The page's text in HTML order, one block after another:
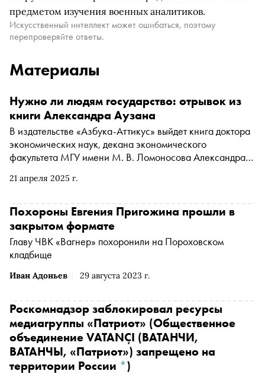
предметом изучения военных аналитиков.
Искусственный интеллект может ошибаться, поэтому
перепроверяйте ответы.
Материалы
21 апреля 2025 г.
Нужно ли людям государство: отрывок из
книги Александра Аузана
В издательстве «Азбука-Аттикус» выйдет книга доктора
экономических наук, декана экономического
факультета МГУ имени М. В. Ломоносова Александра
взаимосвязи общественных процессов с экономикой и
теории. С разрешения издательства «Сноб» публикует
отрывок
Иван Адоньев 29 августа 2023 г.
Похороны Евгения Пригожина прошли в
закрытом формате
Главу ЧВК «Вагнер» похоронили на Пороховском
кладбище
Роскомнадзор заблокировал ресурсы
медиагруппы «Патриот» (Общественное
объединение VATANÇI (ВАТАНЧИ,
ВАТАНЧЫ, «Патриот») запрещено на
территории России *)